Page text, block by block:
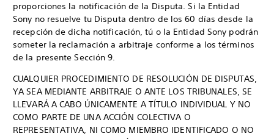
proporciones la notificación de la Disputa. Si la Entidad
Sony no resuelve tu Disputa dentro de los 60 días desde la
recepción de dicha notificación, tú o la Entidad Sony podrán
someter la reclamación a arbitraje conforme a los términos
de la presente Sección 9.
CUALQUIER PROCEDIMIENTO DE RESOLUCIÓN DE DISPUTAS,
YA SEA MEDIANTE ARBITRAJE O ANTE LOS TRIBUNALES, SE
LLEVARÁ A CABO ÚNICAMENTE A TÍTULO INDIVIDUAL Y NO
COMO PARTE DE UNA ACCIÓN COLECTIVA O
REPRESENTATIVA, NI COMO MIEMBRO IDENTIFICADO O NO